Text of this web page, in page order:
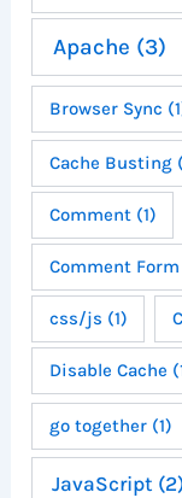
Apache (3)
Browser Sync
Cache Busting
Comment(1)
Comment Form
css/js (1)
Disable Cache
go together(1)
JavaScript